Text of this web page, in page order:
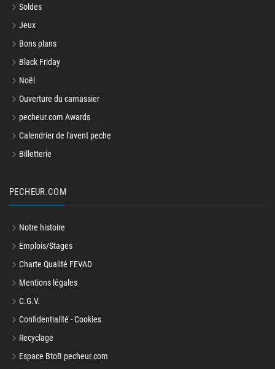
Soldes
Jeux
Bons plans
Black Friday
Noël
Ouverture du carnassier
pecheur.com Awards
Calendrier de l'avent peche
Billetterie
PECHEUR.COM
Notre histoire
Emplois/Stages
Charte Qualité FEVAD
Mentions légales
C.G.V.
Confidentialité - Cookies
Recyclage
Espace BtoB pecheur.com